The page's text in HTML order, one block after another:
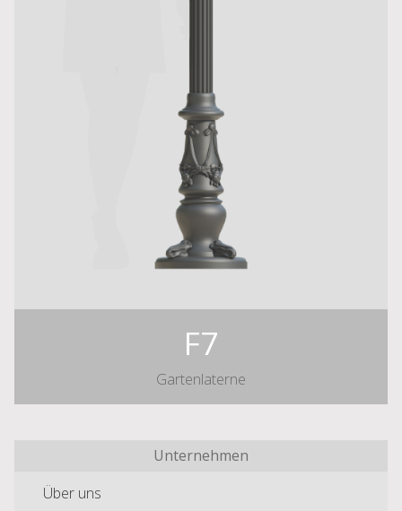
F7
Gartenlaterne
Unternehmen
Über uns